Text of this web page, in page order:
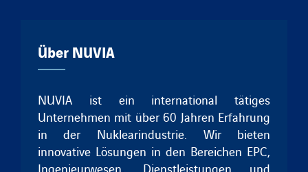
Über NUVIA
NUVIA ist ein international tätiges
Unternehmen mit über 60 Jahren Erfahrung
in der Nuklearindustrie. Wir bieten
innovative Lösungen in den Bereichen EPC,
Ingenieurwesen, Dienstleistungen und